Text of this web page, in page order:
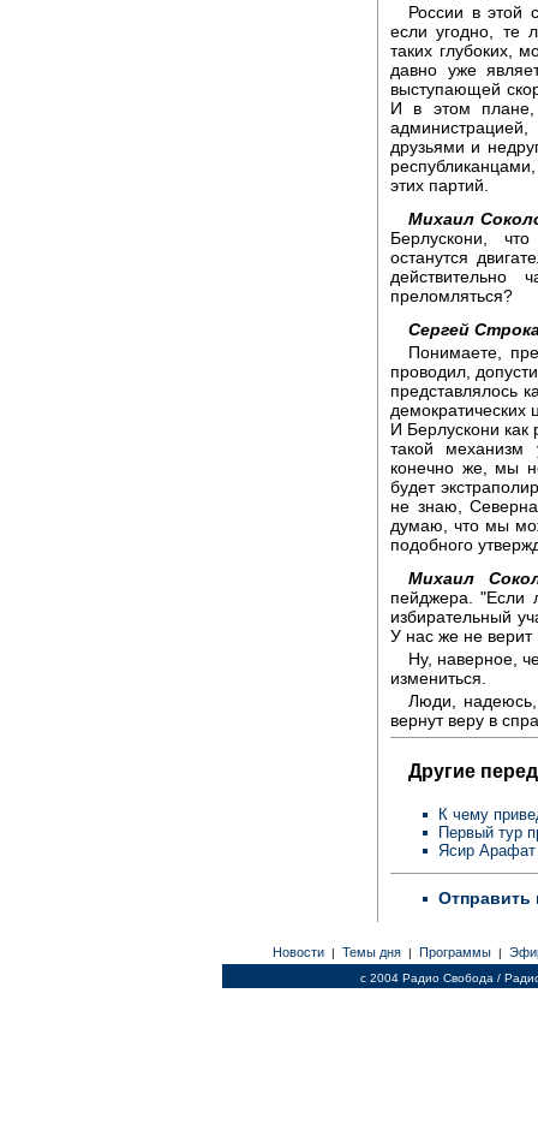
России в этой
если угодно, те
таких глубоких,
давно уже
выступающей
И в этом плане,
друзьями и
этих партий.
Михаил
Берлускони,
останутся
действительно
преломляться?
Сергей
Понимаете,
проводил,
представлялось
демократических
И Берлускони как
такой механизм
конечно же, мы
будет
не знаю,
думаю, что мы
подобного
Михаил
пейджера. "Если
избирательный
У нас же не верит
Ну, наверное,
измениться.
Люди, надеюсь,
вернут веру в
Другие
К чему
Первый тур
Ясир
Отправить
Новости | Темы дня | Программы |
c 2004 Радио Свобода /